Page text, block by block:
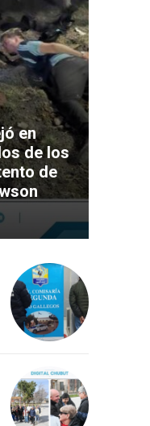
en
de los
de